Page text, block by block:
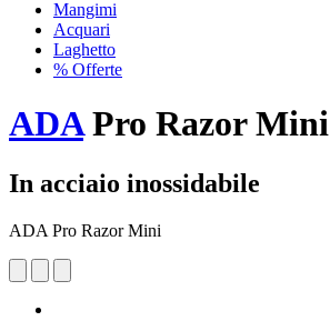
Mangimi
Acquari
Laghetto
% Offerte
ADAPro Razor Mini
In acciaio inossidabile
ADA Pro Razor Mini